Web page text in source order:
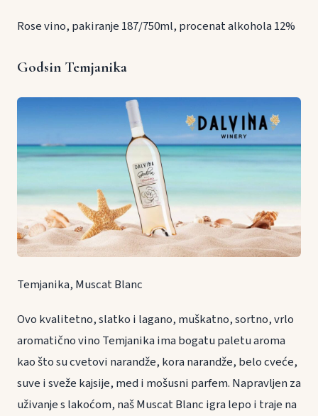
Rose vino, pakiranje 187/750ml, procenat alkohola 12%
Godsin Temjanika
Temjanika, Muscat Blanc
Ovo kvalitetno, slatko i lagano, muškatno, sortno, vrlo
aromatično vino Temjanika ima bogatu paletu aroma
kao što su cvetovi narandže, kora narandže, belo cveće,
suve i sveže kajsije, med i mošusni parfem. Napravljen za
uživanje s lakoćom, naš Muscat Blanc igra lepo i traje na